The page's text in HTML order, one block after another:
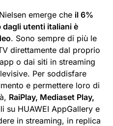
emerge che il 6%
dagli utenti italiani è
. Sono sempre di più le
direttamente dal proprio
o dai siti in streaming
Per soddisfare
e permettere loro di
RaiPlay, Mediaset Play,
su HUAWEI AppGallery e
in streaming, in replica